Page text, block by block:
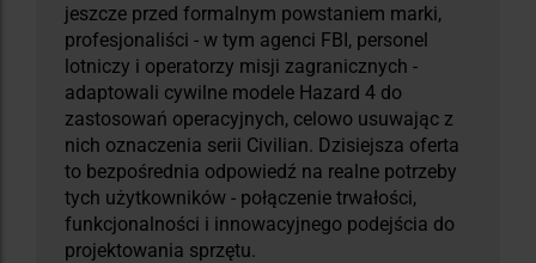
jeszcze przed formalnym powstaniem marki,
profesjonaliści - w tym agenci FBI, personel
lotniczy i operatorzy misji zagranicznych -
adaptowali cywilne modele Hazard 4 do
zastosowań operacyjnych, celowo usuwając z
nich oznaczenia serii Civilian. Dzisiejsza oferta
to bezpośrednia odpowiedź na realne potrzeby
tych użytkowników - połączenie trwałości,
funkcjonalności i innowacyjnego podejścia do
projektowania sprzętu.